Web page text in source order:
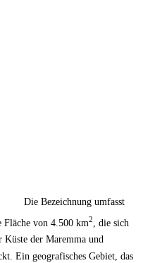
Die Bezeichnung umfasst
Fläche von 4.500 km2
, die sich
Küste der Maremma und
Ein geografisches Gebiet, das